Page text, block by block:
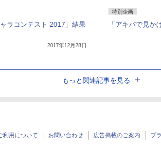
ラコンテスト 2017」結果
2017年12月28日
特別企画
「アキバで見
もっと関連記事を見る
利用について お問い合わせ 広告掲載のご案内 プ